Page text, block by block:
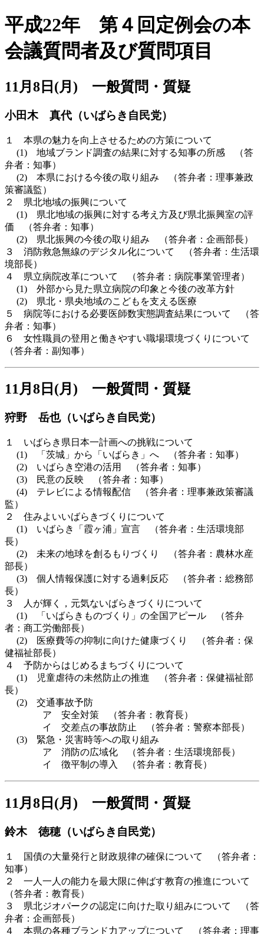
平成22年 第４回定例会の本
会議質問者及び質問項目
11月8日(月) 一般質問・質疑
小田木 真代（いばらき自民党）
１ 本県の魅力を向上させるための方策について
(1) 地域ブランド調査の結果に対する知事の所感 （答
弁者：知事）
(2) 本県における今後の取り組み （答弁者：理事兼政
策審議監）
２ 県北地域の振興について
(1) 県北地域の振興に対する考え方及び県北振興室の評
価 （答弁者：知事）
(2) 県北振興の今後の取り組み （答弁者：企画部長）
３ 消防救急無線のデジタル化について （答弁者：生活環
境部長）
４ 県立病院改革について （答弁者：病院事業管理者）
(1) 外部から見た県立病院の印象と今後の改革方針
(2) 県北・県央地域のこどもを支える医療
５ 病院等における必要医師数実態調査結果について （答
弁者：知事）
６ 女性職員の登用と働きやすい職場環境づくりについて
（答弁者：副知事）
11月8日(月) 一般質問・質疑
狩野 岳也（いばらき自民党）
１ いばらき県日本一計画への挑戦について
(1) 「茨城」から「いばらき」へ （答弁者：知事）
(2) いばらき空港の活用 （答弁者：知事）
(3) 民意の反映 （答弁者：知事）
(4) テレビによる情報配信 （答弁者：理事兼政策審議
監）
２ 住みよいいばらきづくりについて
(1) いばらき「霞ヶ浦」宣言 （答弁者：生活環境部
長）
(2) 未来の地球を創るもりづくり （答弁者：農林水産
部長）
(3) 個人情報保護に対する過剰反応 （答弁者：総務部
長）
３ 人が輝く，元気ないばらきづくりについて
(1) 「いばらきものづくり」の全国アピール （答弁
者：商工労働部長）
(2) 医療費等の抑制に向けた健康づくり （答弁者：保
健福祉部長）
４ 予防からはじめるまちづくりについて
(1) 児童虐待の未然防止の推進 （答弁者：保健福祉部
長）
(2) 交通事故予防
ア 安全対策 （答弁者：教育長）
イ 交差点の事故防止 （答弁者：警察本部長）
(3) 緊急・災害時等への取り組み
ア 消防の広域化 （答弁者：生活環境部長）
イ 徴平制の導入 （答弁者：教育長）
11月8日(月) 一般質問・質疑
鈴木 徳穂（いばらき自民党）
１ 国債の大量発行と財政規律の確保について （答弁者：
知事）
２ 一人一人の能力を最大限に伸ばす教育の推進について
（答弁者：教育長）
３ 県北ジオパークの認定に向けた取り組みについて （答
弁者：企画部長）
４ 本県の各種ブランド力アップについて （答弁者：理事